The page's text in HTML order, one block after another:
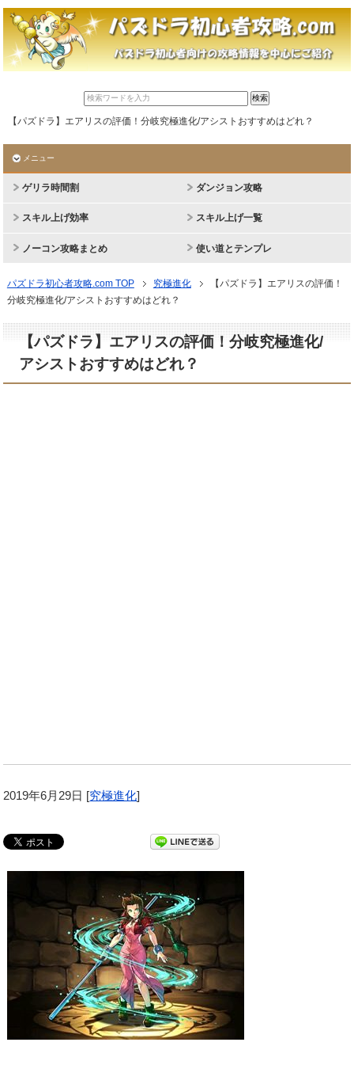
【パズドラ】エアリスの評価！分岐究極進化/アシストおすすめはどれ？
メニュー
ゲリラ時間割 ダンジョン攻略
スキル上げ効率 スキル上げ一覧
ノーコン攻略まとめ 使い道とテンプレ
パズドラ初心者攻略.com TOP 究極進化
【パズドラ】エアリスの評価！
分岐究極進化/アシストおすすめはどれ？
【パズドラ】エアリスの評価！分岐究極進化/
アシストおすすめはどれ？
2019年6月29日 [究極進化]